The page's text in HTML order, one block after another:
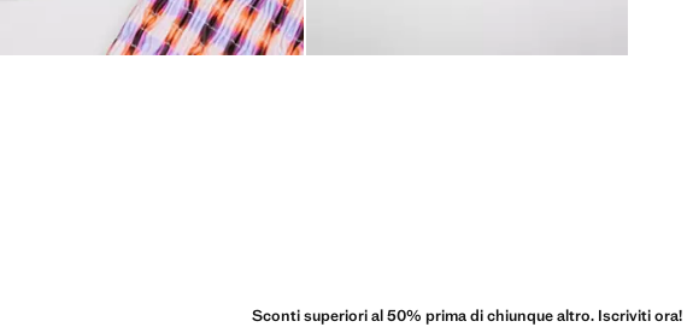
Sconti superiori al 50% prima di chiunque altro. Iscriviti ora!